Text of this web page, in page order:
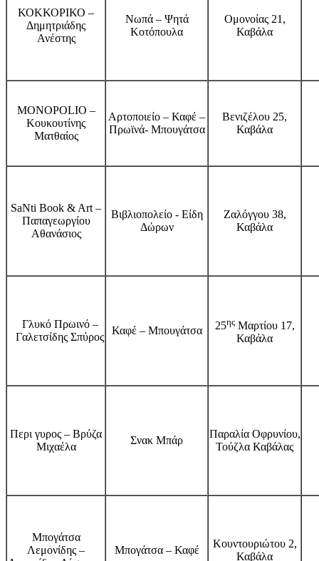
ΚΟΚΚΟΡΙΚΟ –
Δημητριάδης
Ανέστης
Νωπά – Ψητά
Κοτόπουλα
Ομονοίας 21,
Καβάλα
MONOPOLIO –
Κουκουτίνης
Ματθαίος
Αρτοποιείο – Καφέ –
Πρωϊνά- Μπουγάτσα
Βενιζέλου 25,
Καβάλα
SaNti Book & Art –
Παπαγεωργίου
Αθανάσιος
Βιβλιοπολείο - Είδη
Δώρων
Ζαλόγγου 38,
Καβάλα
Γλυκό Πρωινό –
Γαλετσίδης Σπύρος
Καφέ – Μπουγάτσα 25ηςΜαρτίου 17,
Καβάλα
Περι γυρος – Βρύζα
Μιχαέλα
Σνακ Μπάρ
Παραλία Οφρυνίου,
Τούζλα Καβάλας
Μπογάτσα
Λεμονίδης –
Μπογάτσα – Καφέ
Κουντουριώτου 2,
Καβάλα